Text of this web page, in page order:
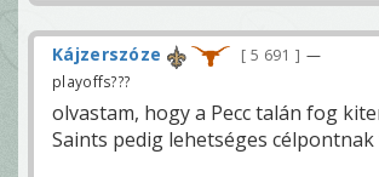
Kájzerszóze 5 691
—
playoffs???
olvastam, hogy a Pecc talán fog
Saints pedig lehetséges